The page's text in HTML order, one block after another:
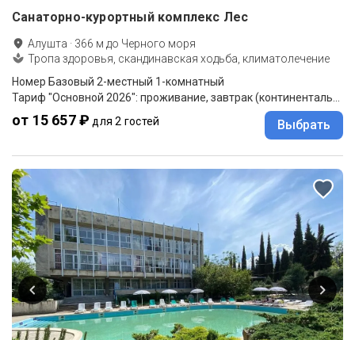
Санаторно-курортный комплекс Лес
Алушта · 366 м до Черного моря
Тропа здоровья, скандинавская ходьба, климатолечение
Номер Базовый 2-местный 1-комнатный
Тариф "Основной 2026": проживание, завтрак (континентальный)
от 15 657 ₽ для 2 гостей Выбрать